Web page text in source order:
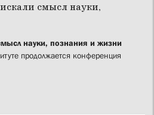
науки, познания и жизни
продолжается конференция